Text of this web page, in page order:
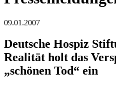
09.01.2007
Deutsche Hospiz
Realität holt das
„schönen Tod“ ein